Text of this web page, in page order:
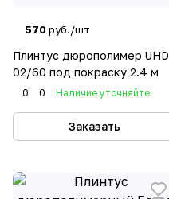
570 руб./шт
Плинтус дюрополимер UHD
02/60 под покраску 2.4 м
0 0 Наличие уточняйте
Заказать